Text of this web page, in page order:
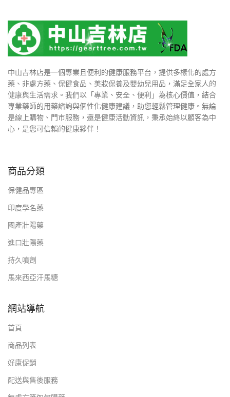
中山吉林店是一個專業且便利的健康服務平台，提供多樣化的處方
藥、非處方藥、保健食品、美妝保養及嬰幼兒用品，滿足全家人的
健康與生活需求。我們以「專業、安全、便利」為核心價值，結合
專業藥師的用藥諮詢與個性化健康建議，助您輕鬆管理健康。無論
是線上購物、門市服務，還是健康活動資訊，秉承始終以顧客為中
心，是您可信賴的健康夥伴！
商品分類
保健品專區
印度學名藥
國產壯陽藥
進口壯陽藥
持久噴劑
馬來西亞汗馬糖
網站導航
首頁
商品列表
好康促銷
配送與售後服務